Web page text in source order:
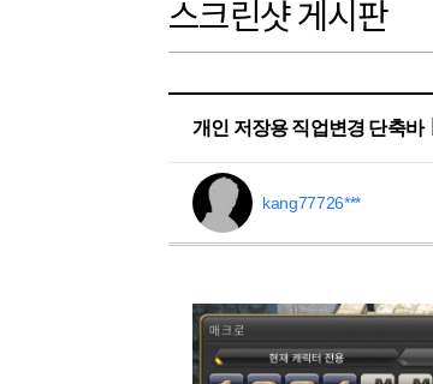
스크린샷 게시판
개인 저장용 직업변경 단축바
kang77726***